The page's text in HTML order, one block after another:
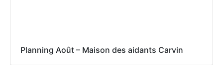
Planning Août – Maison des aidants Carvin